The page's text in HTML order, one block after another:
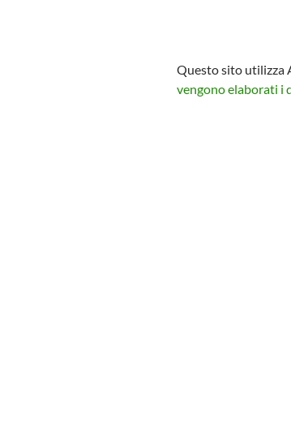
Questo sito utilizza
vengono elaborati i